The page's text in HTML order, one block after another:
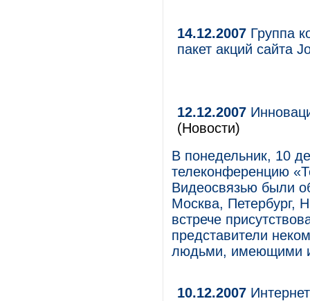
14.12.2007 Группа
пакет акций сайта
12.12.2007
(Новости)
В понедельник, 10
телеконференцию
Видеосвязью были
Москва, Петербург,
встрече
представители
людьми, имеющими
10.12.2007